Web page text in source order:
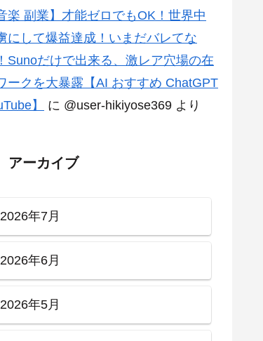
楽 副業】才能ゼロでもOK！世界中
にして爆益達成！いまだバレてな
Sunoだけで出来る、激レア穴場の在
ークを大暴露【AI おすすめ ChatGPT
】
に @user-hikiyose369 より
アーカイブ
2026年7月
2026年6月
2026年5月